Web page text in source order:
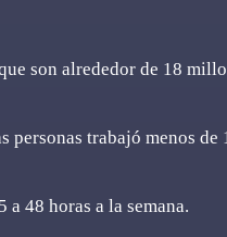
son alrededor de 18
trabajó menos de
48 horas a la semana.